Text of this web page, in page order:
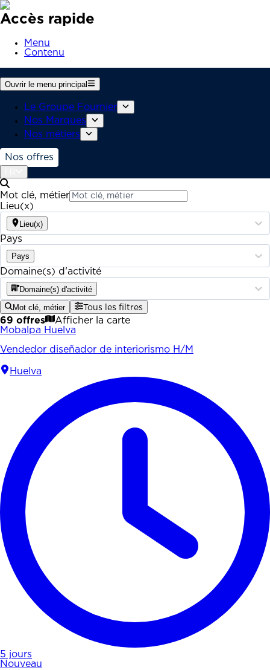
Accès rapide
Menu
Contenu
Ouvrir le menu principal
Le Groupe Fournier
Nos Marques
Nos métiers
Nos offres
Mot clé, métier
Lieu(x)
Lieu(x)
Pays
Pays
Domaine(s) d'activité
Domaine(s) d'activité
Mot clé, métier Tous les filtres
69 offres
Afficher la carte
Mobalpa Huelva
Vendedor diseñador de interiorismo H/M
Huelva
5 jours
Nouveau